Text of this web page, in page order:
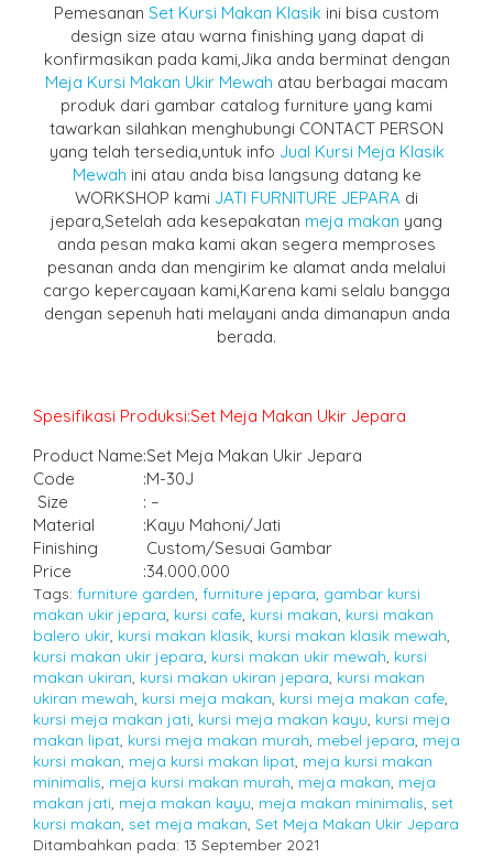
Pemesanan Set Kursi Makan Klasik ini bisa custom
design size atau warna finishing yang dapat di
konfirmasikan pada kami,Jika anda berminat dengan
Meja Kursi Makan Ukir Mewah atau berbagai macam
produk dari gambar catalog furniture yang kami
tawarkan silahkan menghubungi CONTACT PERSON
yang telah tersedia,untuk info Jual Kursi Meja Klasik
Mewah ini atau anda bisa langsung datang ke
WORKSHOP kami JATI FURNITURE JEPARA di
jepara,Setelah ada kesepakatan meja makan yang
anda pesan maka kami akan segera memproses
pesanan anda dan mengirim ke alamat anda melalui
cargo kepercayaan kami,Karena kami selalu bangga
dengan sepenuh hati melayani anda dimanapun anda
berada.
Spesifikasi Produksi:Set Meja Makan Ukir Jepara
Product Name:Set Meja Makan Ukir Jepara
Code
:M-30J
Size
: –
Material
:Kayu Mahoni/Jati
Finishing
Custom/Sesuai Gambar
Price
:34.000.000
Tags: furniture garden furniture jepara gambar kursi
makan ukir jepara kursi cafe kursi makan kursi makan
balero ukir kursi makan klasik kursi makan klasik mewah
kursi makan ukir jepara kursi makan ukir mewah kursi
makan ukiran kursi makan ukiran jepara kursi makan
ukiran mewah kursi meja makan kursi meja makan cafe
kursi meja makan jati kursi meja makan kayu kursi meja
makan lipat kursi meja makan murah mebel jepara meja
kursi makan meja kursi makan lipat meja kursi makan
minimalis meja kursi makan murah meja makan meja
makan jati meja makan kayu meja makan minimalis set
kursi makan set meja makan Set Meja Makan Ukir Jepara
Ditambahkan pada: 13 September 2021